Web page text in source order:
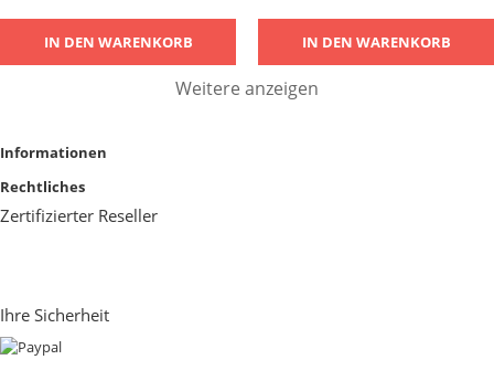
IN DEN WARENKORB IN DEN WARENKORB
Weitere anzeigen
Informationen
Rechtliches
Zertifizierter Reseller
Ihre Sicherheit